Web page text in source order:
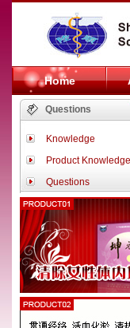
Home
Questions
Knowledge
Product Knowledge
Questions